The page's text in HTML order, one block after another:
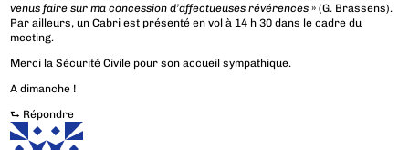
venus faire sur ma concession d’affectueuses révérences » (G. Brassens).
Par ailleurs, un Cabri est présenté en vol à 14 h 30 dans le cadre du
meeting.
Merci la Sécurité Civile pour son accueil sympathique.
A dimanche !
⮑ Répondre